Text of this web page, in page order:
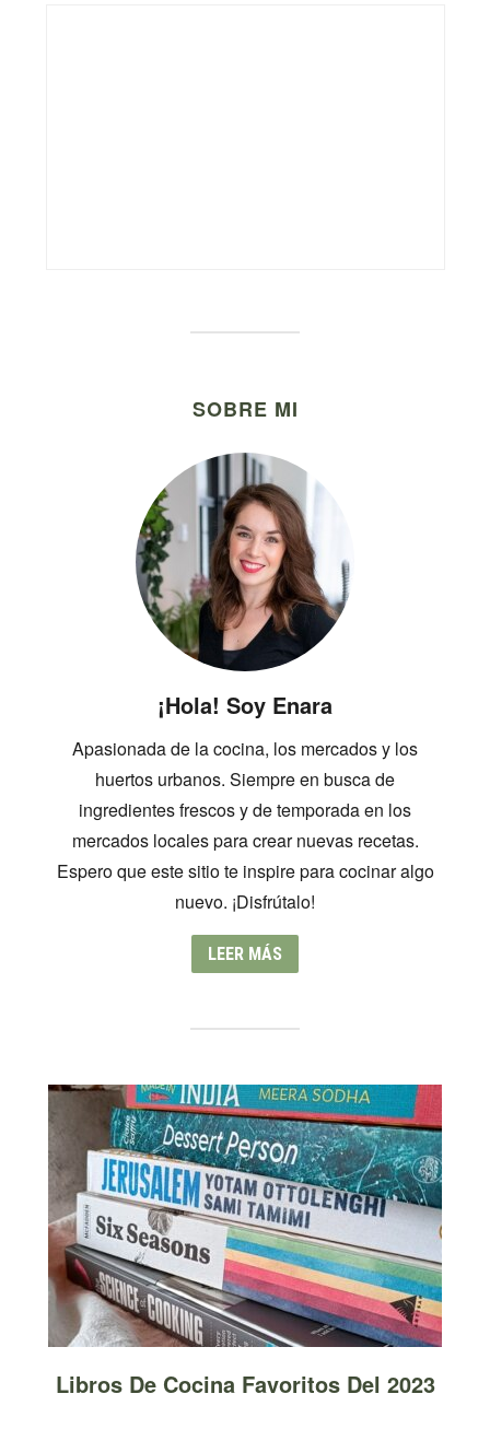
SOBRE MI
¡Hola! Soy Enara
Apasionada de la cocina, los mercados y los
huertos urbanos. Siempre en busca de
ingredientes frescos y de temporada en los
mercados locales para crear nuevas recetas.
Espero que este sitio te inspire para cocinar algo
nuevo. ¡Disfrútalo!
LEER MÁS
Libros De Cocina Favoritos Del 2023